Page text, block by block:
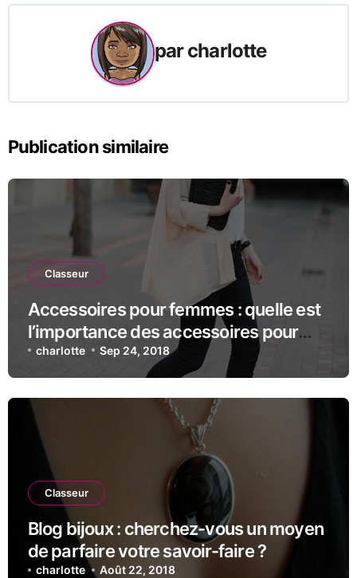
parcharlotte
Publication similaire
Classeur
Accessoires pour femmes : quelle est
l’importance des accessoires pour
femmes ?
charlotte Sep 24, 2018
Classeur
Blog bijoux : cherchez-vous un moyen
de parfaire votre savoir-faire ?
charlotte Août 22, 2018